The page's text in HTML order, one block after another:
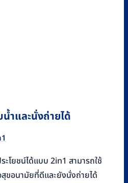
ำและนั่งถ่ายได้
ะโยชน์ได้แบบ 2in1 สามารถใช้
สุขอนามัยที่ดีและยังนั่งถ่ายได้